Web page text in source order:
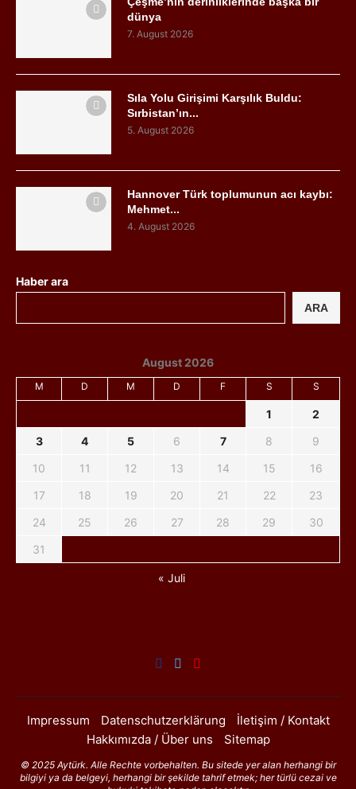
dünya
7. August 2026
Sıla Yolu Girişimi Karşılık Buldu:
Sırbistan’ın...
5. August 2026
Hannover Türk toplumunun acı kaybı:
Mehmet...
4. August 2026
Haber ara
ARA
August 2026
M D M D F S S
1
2
3
4 5 6 7 8
9
10
11 12 13 14 15
16
17
18 19 20 21 22
23
24
25 26 27 28 29
30
31
« Juli
Impressum Datenschutzerklärung
İletişim / Kontakt
Hakkımızda / Über uns
Sitemap
© 2025 Aytürk. Alle Rechte vorbehalten. Bu sitede yer alan herhangi bir
bilgiyi ya da belgeyi, herhangi bir şekilde tahrif etmek; her türlü cezai ve